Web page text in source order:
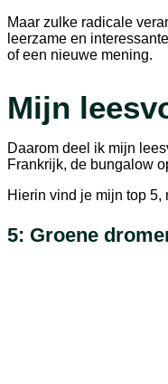
Maar zulke radicale
leerzame en
of een nieuwe mening.
Mijn
Daarom deel ik mijn
Frankrijk, de bungalow
Hierin vind je mijn top 5,
5: Groene